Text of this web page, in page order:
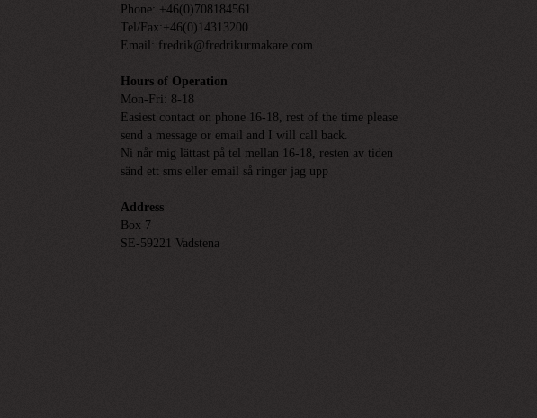
Phone: +46(0)708184561
Tel/Fax:+46(0)14313200
Email: fredrik@fredrikurmakare.com
Hours of Operation
Mon-Fri: 8-18
Easiest contact on phone 16-18, rest of the time please
send a message or email and I will call back.
Ni når mig lättast på tel mellan 16-18, resten av tiden
sänd ett sms eller email så ringer jag upp
Address
Box 7
SE-59221 Vadstena